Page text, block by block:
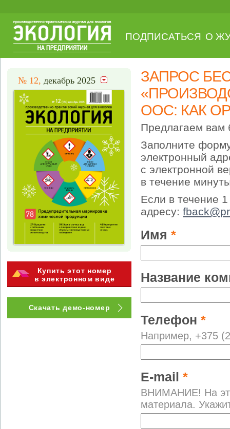
ПОДПИСАТЬСЯ О
№ 12, декабрь 2025
Купить этот номер
в электронном виде
Скачать демо-номер
ЗАПРОС
ООС: КАК
Предлагаем вам
Заполните
электронный
с электронной
в течение
Если в течение
адресу:
Имя *
Название
Телефон *
Например, +375
E-mail *
ВНИМАНИЕ! На
материала.